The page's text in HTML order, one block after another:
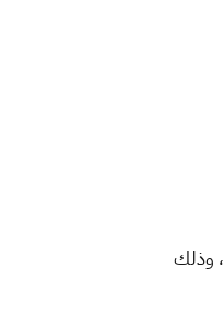
دعت وزارة البلديات والإسكان إلى الاستفادة من إتاحة تقديم الاعتراضات على المخالفات البلدية غير المسددة ولم يسبق الاعتراض عليها والصادرة قبل تاريخ 1/11/2024، وذلك